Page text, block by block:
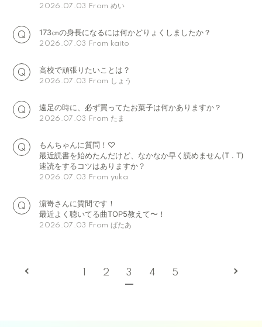
2026.07.03 From めい
173㎝の身長になるには何かどりょくしましたか？
2026.07.03 From kaito
高校で頑張りたいことは？
2026.07.03 From しょう
遠足の時に、必ず買ってたお菓子は何かありますか？
2026.07.03 From たま
もんちゃんに質問！♡
最近読書を始めたんだけど、なかなか早く読めません(T . T)
速読をするコツはありますか？
2026.07.03 From yuka
濵嵜さんに質問です！
最近よく聴いてる曲TOP5教えて〜！
2026.07.03 From ばたあ
2 3 4 5